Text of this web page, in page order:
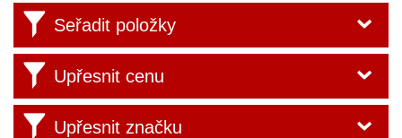
Seřadit položky
Upřesnit cenu
Upřesnit značku